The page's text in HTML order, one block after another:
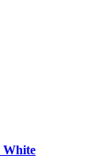
White